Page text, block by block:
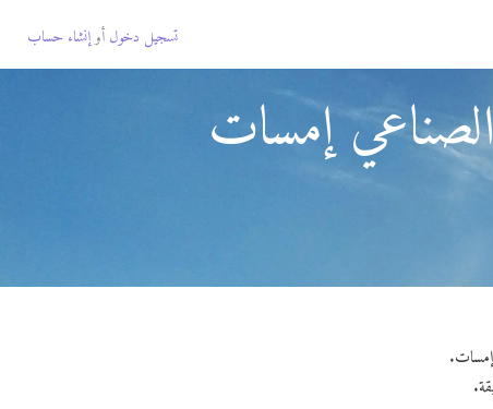
تسجيل دخول أوإنشاء حساب
إمسات